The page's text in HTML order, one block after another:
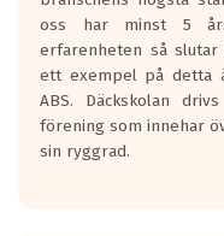
Inga D eller G betyg
personbilar och lätta
Betyget sätts efter ett
skall bromsa in på en
0.5-1.5 mm vatten.
I 80km/h kommer
oss har minst 5
erfarenheten så
ett exempel på detta
ABS. Däckskolan
förening som innehar
sin ryggrad.